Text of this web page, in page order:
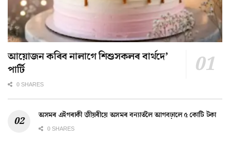
আয়োজন কৰিব নালাগে শিশুসকলৰ বাৰ্থদে’
পাৰ্টি
0 SHARES
অসমৰ এইগৰাকী জীয়ৰীয়ে অসমৰ বন্যাৰ্তলৈ আগবঢ়ালে ৫ কোটি টকা
0 SHARES